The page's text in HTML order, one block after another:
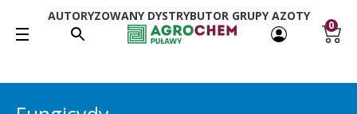
AUTORYZOWANY DYSTRYBUTOR GRUPY AZOTY
0